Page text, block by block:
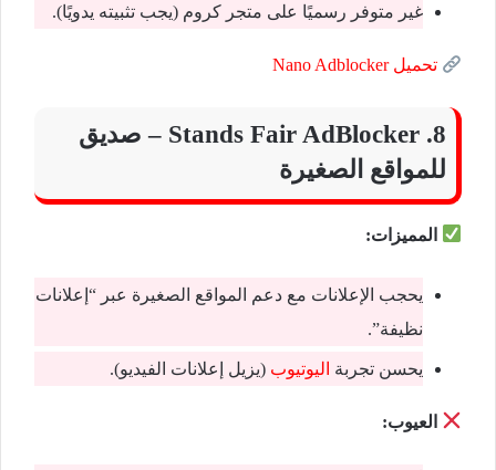
غير متوفر رسميًا على متجر كروم (يجب تثبيته يدويًا).
تحميل Nano Adblocker
8. Stands Fair AdBlocker – صديق
للمواقع الصغيرة
المميزات:
يحجب الإعلانات مع دعم المواقع الصغيرة عبر “إعلانات
نظيفة”.
يحسن تجربة اليوتيوب (يزيل إعلانات الفيديو).
العيوب: